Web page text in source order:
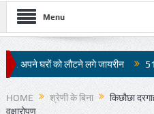
Menu
लगे जायरीन 51 सुंदरियों के बीच होगा
HOME श्रेणी के बिना
किछौछा
वृक्षारोपण